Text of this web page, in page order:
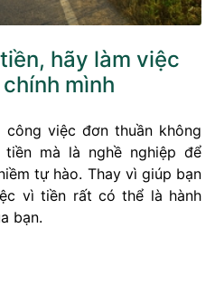
hãy làm việc
mình
việc đơn thuần không
mà là nghề nghiệp để
tự hào. Thay vì giúp bạn
vì tiền rất có thể là hành
bạn.